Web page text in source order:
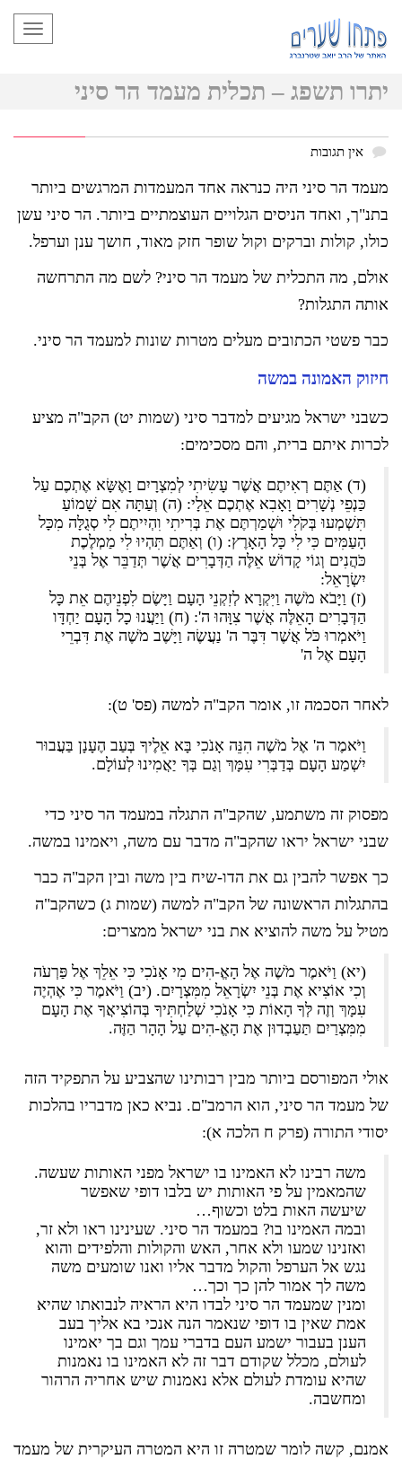
יתרו תשפג – תכלית מעמד הר סיני
אין תגובות
מעמד הר סיני היה כנראה אחד המעמדות המרגשים ביותר
בתנ"ך, ואחד הניסים הגלויים העוצמתיים ביותר. הר סיני עשן
כולו, קולות וברקים וקול שופר חזק מאוד, חושך ענן וערפל.
אולם, מה התכלית של מעמד הר סיני? לשם מה התרחשה
אותה התגלות?
כבר פשטי הכתובים מעלים מטרות שונות למעמד הר סיני.
חיזוק האמונה במשה
כשבני ישראל מגיעים למדבר סיני (שמות יט) הקב"ה מציע
לכרות איתם ברית, והם מסכימים:
(ד) אַתֶּם רְאִיתֶם אֲשֶׁר עָשִׂיתִי לְמִצְרָיִם וָאֶשָּׂא אֶתְכֶם עַל
כַּנְפֵי נְשָׁרִים וָאָבִא אֶתְכֶם אֵלָי: (ה) וְעַתָּה אִם שָׁמוֹעַ
תִּשְׁמְעוּ בְּקֹלִי וּשְׁמַרְתֶּם אֶת בְּרִיתִי וִהְיִיתֶם לִי סְגֻלָּה מִכָּל
הָעַמִּים כִּי לִי כָּל הָאָרֶץ: (ו) וְאַתֶּם תִּהְיוּ לִי מַמְלֶכֶת
כֹּהֲנִים וְגוֹי קָדוֹשׁ אֵלֶּה הַדְּבָרִים אֲשֶׁר תְּדַבֵּר אֶל בְּנֵי
יִשְׂרָאֵל:
(ז) וַיָּבֹא מֹשֶׁה וַיִּקְרָא לְזִקְנֵי הָעָם וַיָּשֶׂם לִפְנֵיהֶם אֵת כָּל
הַדְּבָרִים הָאֵלֶּה אֲשֶׁר צִוָּהוּ ה': (ח) וַיַּעֲנוּ כָל הָעָם יַחְדָּו
וַיֹּאמְרוּ כֹּל אֲשֶׁר דִּבֶּר ה' נַעֲשֶׂה וַיָּשֶׁב מֹשֶׁה אֶת דִּבְרֵי
הָעָם אֶל ה'
לאחר הסכמה זו, אומר הקב"ה למשה (פס' ט):
וַיֹּאמֶר ה' אֶל מֹשֶׁה הִנֵּה אָנֹכִי בָּא אֵלֶיךָ בְּעַב הֶעָנָן בַּעֲבוּר
יִשְׁמַע הָעָם בְּדַבְּרִי עִמָּךְ וְגַם בְּךָ יַאֲמִינוּ לְעוֹלָם.
מפסוק זה משתמע, שהקב"ה התגלה במעמד הר סיני כדי
שבני ישראל יראו שהקב"ה מדבר עם משה, ויאמינו במשה.
כך אפשר להבין גם את הדו-שיח בין משה ובין הקב"ה כבר
בהתגלות הראשונה של הקב"ה למשה (שמות ג) כשהקב"ה
מטיל על משה להוציא את בני ישראל ממצרים:
(יא) וַיֹּאמֶר מֹשֶׁה אֶל הָאֱ-הִים מִי אָנֹכִי כִּי אֵלֵךְ אֶל פַּרְעֹה
וְכִי אוֹצִיא אֶת בְּנֵי יִשְׂרָאֵל מִמִּצְרָיִם. (יב) וַיֹּאמֶר כִּי אֶהְיֶה
עִמָּךְ וְזֶה לְּךָ הָאוֹת כִּי אָנֹכִי שְׁלַחְתִּיךָ בְּהוֹצִיאֲךָ אֶת הָעָם
מִמִּצְרַיִם תַּעַבְדוּן אֶת הָאֱ-הִים עַל הָהָר הַזֶּה.
אולי המפורסם ביותר מבין רבותינו שהצביע על התפקיד הזה
של מעמד הר סיני, הוא הרמב"ם. נביא כאן מדבריו בהלכות
יסודי התורה (פרק ח הלכה א):
משה רבינו לא האמינו בו ישראל מפני האותות שעשה.
שהמאמין על פי האותות יש בלבו דופי שאפשר
שיעשה האות בלט וכשוף…
ובמה האמינו בו? במעמד הר סיני. שעינינו ראו ולא זר,
ואזנינו שמעו ולא אחר, האש והקולות והלפידים והוא
נגש אל הערפל והקול מדבר אליו ואנו שומעים משה
משה לך אמור להן כך וכך…
ומנין שמעמד הר סיני לבדו היא הראיה לנבואתו שהיא
אמת שאין בו דופי שנאמר הנה אנכי בא אליך בעב
הענן בעבור ישמע העם בדברי עמך וגם בך יאמינו
לעולם, מכלל שקודם דבר זה לא האמינו בו נאמנות
שהיא עומדת לעולם אלא נאמנות שיש אחריה הרהור
ומחשבה.
אמנם, קשה לומר שמטרה זו היא המטרה העיקרית של מעמד